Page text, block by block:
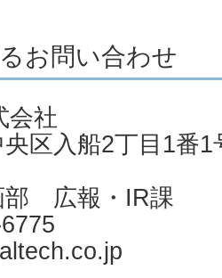
お問い合わせ
会社
央区入船2丁目1番
部 広報・IR課